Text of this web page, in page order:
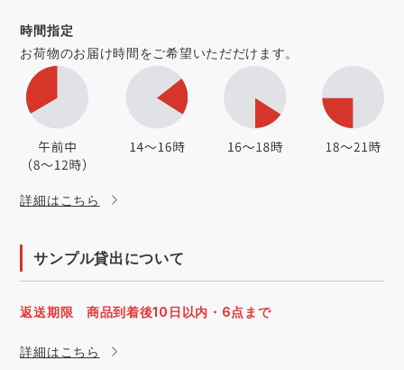
時間指定
お荷物のお届け時間をご希望いただだけます。
詳細はこちら
サンプル貸出について
返送期限 商品到着後10日以内・6点まで
詳細はこちら